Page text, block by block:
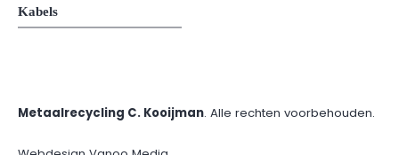
Kabels
Metaalrecycling C. Kooijman. Alle rechten voorbehouden.